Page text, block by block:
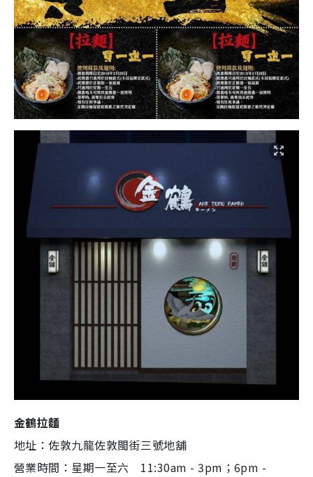
金鶴拉麵
地址：佐敦九龍佐敦閩街三號地舖
營業時間：星期一至六 11:30am - 3pm；6pm -